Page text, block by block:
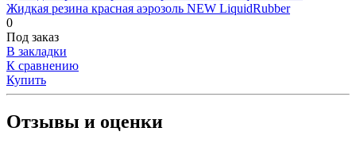
Жидкая резина красная аэрозоль NEW LiquidRubber
0
Под заказ
В закладки
К сравнению
Купить
Отзывы и оценки